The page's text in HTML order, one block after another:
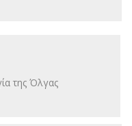
της Όλγας